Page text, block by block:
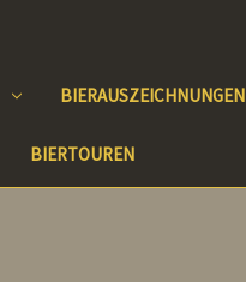
BIERAUSZEICHNUNGEN
BIERTOUREN